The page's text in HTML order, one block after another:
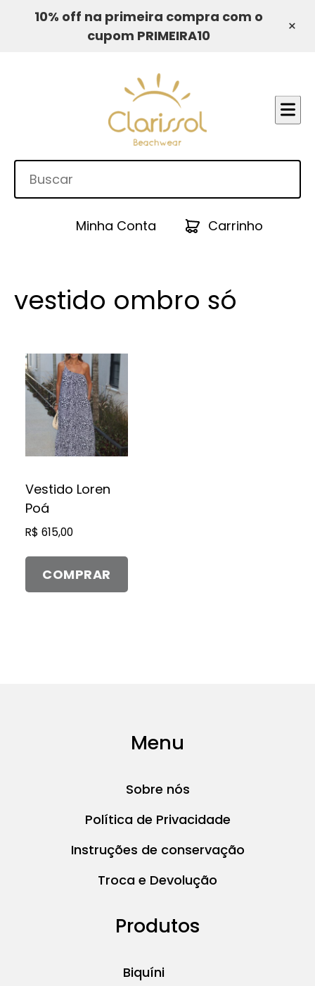
10% off na primeira compra com o
cupom PRIMEIRA10
×
Minha Conta Carrinho
vestido ombro só
Vestido Loren
Poá
R$ 615,00
COMPRAR
Este
produto
tem
várias
variantes.
As
podem
ser
escolhidas
na
página
do
Menu
Sobre nós
Política de Privacidade
Instruções de conservação
Troca e Devolução
Produtos
Biquíni